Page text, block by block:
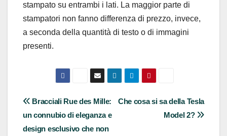
stampato su entrambi i lati. La maggior parte di
stampatori non fanno differenza di prezzo, invece,
a seconda della quantità di testo o di immagini
presenti.
Navigazione
articoli
Che cosa si sa della Tesla
Model 2?
Bracciali Rue des Mille:
un connubio di eleganza e
design esclusivo che non